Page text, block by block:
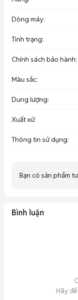
Dòng máy:
Tình trạng:
Chính sách bảo hành:
Màu sắc:
Dung lượng:
Xuất xứ:
Thông tin sử dụng:
Bạn có sản phẩm
Bình luận
Hãy